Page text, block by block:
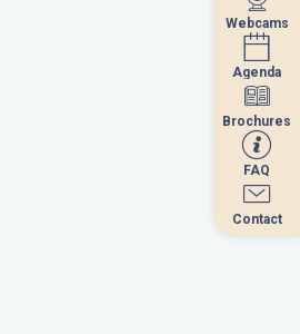
Webcams
Agenda
Brochures
FAQ
Contact